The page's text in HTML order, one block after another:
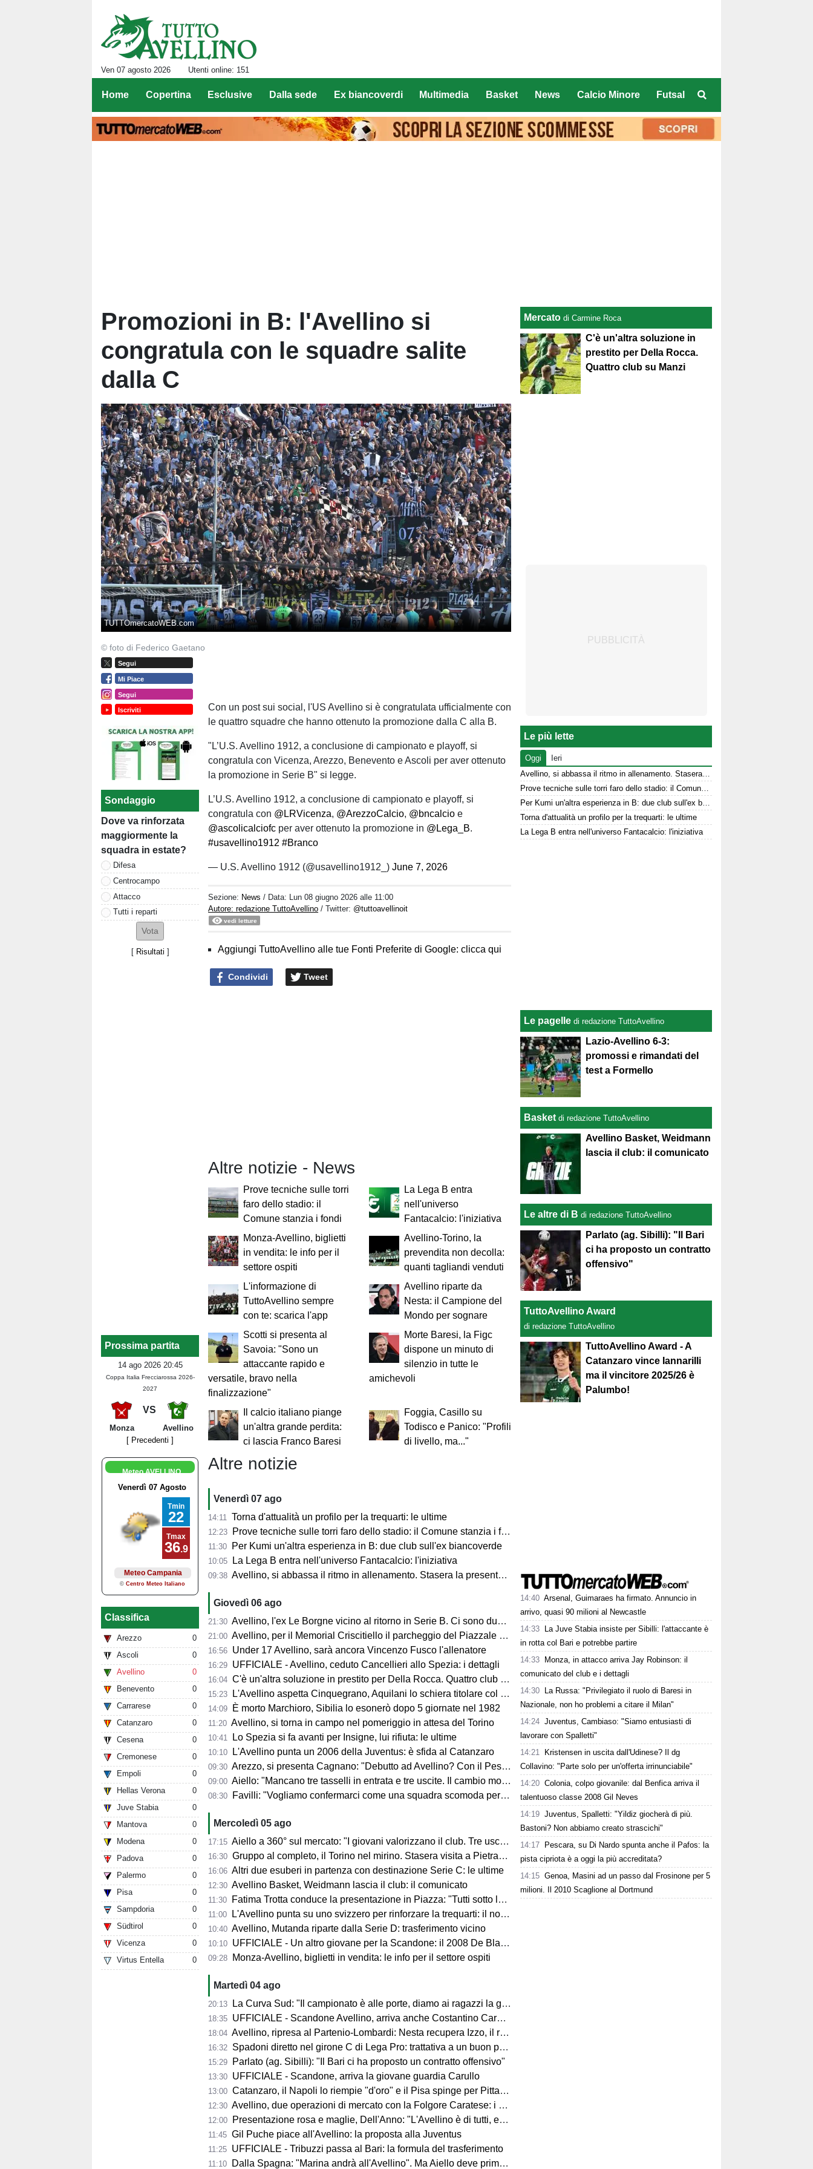
Ven 07 agosto 2026 Utenti online: 151
Home Copertina Esclusive Dalla sede Ex biancoverdi Multimedia Basket News Calcio Minore Futsal
Promozioni in B: l'Avellino si
congratula con le squadre salite
dalla C
TUTTOmercatoWEB.com
© foto di Federico Gaetano
Segui
Mi Piace
Segui
Iscriviti
Sondaggio
Dove va rinforzata
maggiormente la
squadra in estate?
Difesa
Centrocampo
Attacco
Tutti i reparti
[ Risultati ]
Prossima partita
14 ago 2026 20:45
Coppa Italia Frecciarossa 2026-
2027
VS
Monza
Avellino
[ Precedenti ]
Meteo AVELLINO
Classifica
Arezzo
0
Ascoli
0
Avellino
0
Benevento
0
Carrarese
0
Catanzaro
0
Cesena
0
Cremonese
0
Empoli
0
Hellas Verona
0
Juve Stabia
0
Mantova
0
Modena
0
Padova
0
Palermo
0
Pisa
0
Sampdoria
0
Südtirol
0
Vicenza
0
Virtus Entella
0
Con un post sui social, l'US Avellino si è congratulata ufficialmente con
le quattro squadre che hanno ottenuto la promozione dalla C alla B.
"L’U.S. Avellino 1912, a conclusione di campionato e playoff, si
congratula con Vicenza, Arezzo, Benevento e Ascoli per aver ottenuto
la promozione in Serie B" si legge.
L’U.S. Avellino 1912, a conclusione di campionato e playoff, si
congratula con @LRVicenza, @ArezzoCalcio, @bncalcio e
@ascolicalciofc per aver ottenuto la promozione in @Lega_B.
#usavellino1912 #Branco
— U.S. Avellino 1912 (@usavellino1912_)June 7, 2026
Sezione: News / Data: Lun 08 giugno 2026 alle 11:00
Autore: redazione TuttoAvellino / Twitter: @tuttoavellinoit
vedi letture
Aggiungi TuttoAvellino alle tue Fonti Preferite di Google: clicca qui
Condividi Tweet
Altre notizie - News
Prove tecniche sulle torri
faro dello stadio: il
Comune stanzia i fondi
La Lega B entra
nell'universo
Fantacalcio: l'iniziativa
Monza-Avellino, biglietti
in vendita: le info per il
settore ospiti
Avellino-Torino, la
prevendita non decolla:
quanti tagliandi venduti
L'informazione di
TuttoAvellino sempre
con te: scarica l'app
Avellino riparte da
Nesta: il Campione del
Mondo per sognare
Scotti si presenta al
Savoia: "Sono un
attaccante rapido e
versatile, bravo nella
finalizzazione"
Morte Baresi, la Figc
dispone un minuto di
silenzio in tutte le
amichevoli
Il calcio italiano piange
un'altra grande perdita:
ci lascia Franco Baresi
Foggia, Casillo su
Todisco e Panico: "Profili
di livello, ma..."
Altre notizie
Venerdì 07 ago
14:11 Torna d'attualità un profilo per la trequarti: le ultime
12:23 Prove tecniche sulle torri faro dello stadio: il Comune stanzia i fondi
11:30 Per Kumi un'altra esperienza in B: due club sull'ex biancoverde
10:05 La Lega B entra nell'universo Fantacalcio: l'iniziativa
09:38 Avellino, si abbassa il ritmo in allenamento. Stasera la presentazione in Piazza
Giovedì 06 ago
21:30 Avellino, l'ex Le Borgne vicino al ritorno in Serie B. Ci sono due club sul francese
21:00 Avellino, per il Memorial Criscitiello il parcheggio del Piazzale degli Irpini è occupato. I tifosi possono parcheggiare al Campo Genova
16:56 Under 17 Avellino, sarà ancora Vincenzo Fusco l'allenatore
16:29 UFFICIALE - Avellino, ceduto Cancellieri allo Spezia: i dettagli
16:04 C'è un'altra soluzione in prestito per Della Rocca. Quattro club su Manzi
15:23 L'Avellino aspetta Cinquegrano, Aquilani lo schiera titolare col Sassuolo
14:09 È morto Marchioro, Sibilia lo esonerò dopo 5 giornate nel 1982
11:20 Avellino, si torna in campo nel pomeriggio in attesa del Torino
10:41 Lo Spezia si fa avanti per Insigne, lui rifiuta: le ultime
10:10 L'Avellino punta un 2006 della Juventus: è sfida al Catanzaro
09:30 Arezzo, si presenta Cagnano: "Debutto ad Avellino? Con il Pescara andò bene. Gol dell'ex? Ho rispetto per la piazza e i compagni, non esulterei"
09:00 Aiello: "Mancano tre tasselli in entrata e tre uscite. Il cambio modulo? Una squadra camaleontica non dà punti di riferimento". Sull'esterno e il trequartista...
08:30 Favilli: "Vogliamo confermarci come una squadra scomoda per tutti. La concorrenza ben venga. Io mi sento bene"
Mercoledì 05 ago
17:15 Aiello a 360° sul mercato: "I giovani valorizzano il club. Tre uscite ancora da fare". Sul modulo, la difesa, Licina e Marina...
16:30 Gruppo al completo, il Torino nel mirino. Stasera visita a Pietrastornina
16:06 Altri due esuberi in partenza con destinazione Serie C: le ultime
12:30 Avellino Basket, Weidmann lascia il club: il comunicato
11:30 Fatima Trotta conduce la presentazione in Piazza: "Tutti sotto lo stesso cielo"
11:00 L'Avellino punta su uno svizzero per rinforzare la trequarti: il nome
10:40 Avellino, Mutanda riparte dalla Serie D: trasferimento vicino
10:10 UFFICIALE - Un altro giovane per la Scandone: il 2008 De Blasio
09:28 Monza-Avellino, biglietti in vendita: le info per il settore ospiti
Martedì 04 ago
20:13 La Curva Sud: "Il campionato è alle porte, diamo ai ragazzi la giusta carica"
18:35 UFFICIALE - Scandone Avellino, arriva anche Costantino Carullo
18:04 Avellino, ripresa al Partenio-Lombardi: Nesta recupera Izzo, il report
16:32 Spadoni diretto nel girone C di Lega Pro: trattativa a un buon punto
15:29 Parlato (ag. Sibilli): "Il Bari ci ha proposto un contratto offensivo"
13:30 UFFICIALE - Scandone, arriva la giovane guardia Carullo
13:00 Catanzaro, il Napoli lo riempie "d'oro" e il Pisa spinge per Pittarello
12:30 Avellino, due operazioni di mercato con la Folgore Caratese: i nomi
12:00 Presentazione rosa e maglie, Dell'Anno: "L'Avellino è di tutti, ecco cosa faremo"
11:45 Gil Puche piace all'Avellino: la proposta alla Juventus
11:25 UFFICIALE - Tribuzzi passa al Bari: la formula del trasferimento
11:10 Dalla Spagna: "Marina andrà all'Avellino". Ma Aiello deve prima cedere
Mercato di Carmine Roca
C'è un'altra soluzione in
prestito per Della Rocca.
Quattro club su Manzi
Le più lette
Oggi
Ieri
Avellino, si abbassa il ritmo in allenamento. Stasera la presentazione in Piazza
Prove tecniche sulle torri faro dello stadio: il Comune stanzia i fondi
Per Kumi un'altra esperienza in B: due club sull'ex biancoverde
Torna d'attualità un profilo per la trequarti: le ultime
La Lega B entra nell'universo Fantacalcio: l'iniziativa
Le pagelle di redazione TuttoAvellino
Lazio-Avellino 6-3:
promossi e rimandati del
test a Formello
Basket di redazione TuttoAvellino
Avellino Basket, Weidmann
lascia il club: il comunicato
Le altre di B di redazione TuttoAvellino
Parlato (ag. Sibilli): "Il Bari
ci ha proposto un contratto
offensivo"
TuttoAvellino Award
di redazione TuttoAvellino
TuttoAvellino Award - A
Catanzaro vince Iannarilli
ma il vincitore 2025/26 è
Palumbo!
14:40 Arsenal, Guimaraes ha firmato. Annuncio in
arrivo, quasi 90 milioni al Newcastle
14:33
La Juve Stabia insiste per Sibilli: l'attaccante è
in rotta col Bari e potrebbe partire
14:33
Monza, in attacco arriva Jay Robinson: il
comunicato del club e i dettagli
14:30
La Russa: "Privilegiato il ruolo di Baresi in
Nazionale, non ho problemi a citare il Milan"
14:24 Juventus, Cambiaso: "Siamo entusiasti di
lavorare con Spalletti"
14:21
Kristensen in uscita dall'Udinese? Il dg
Collavino: "Parte solo per un'offerta irrinunciabile"
14:20 Colonia, colpo giovanile: dal Benfica arriva il
talentuoso classe 2008 Gil Neves
14:19 Juventus, Spalletti: "Yildiz giocherà di più.
Bastoni? Non abbiamo creato strascichi"
14:17
Pescara, su Di Nardo spunta anche il Pafos: la
pista cipriota è a oggi la più accreditata?
14:15 Genoa, Masini ad un passo dal Frosinone per 5
milioni. Il 2010 Scaglione al Dortmund